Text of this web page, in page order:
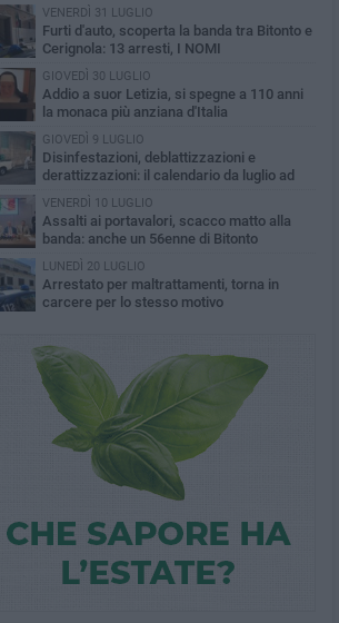
VENERDÌ 31 LUGLIO
Furti d'auto, scoperta la banda tra Bitonto e
Cerignola: 13 arresti, I NOMI
GIOVEDÌ 30 LUGLIO
Addio a suor Letizia, si spegne a 110 anni
la monaca più anziana d'Italia
GIOVEDÌ 9 LUGLIO
Disinfestazioni, deblattizzazioni e
derattizzazioni: il calendario da luglio ad
a Bitonto
VENERDÌ 10 LUGLIO
Assalti ai portavalori, scacco matto alla
banda: anche un 56enne di Bitonto
LUNEDÌ 20 LUGLIO
Arrestato per maltrattamenti, torna in
carcere per lo stesso motivo